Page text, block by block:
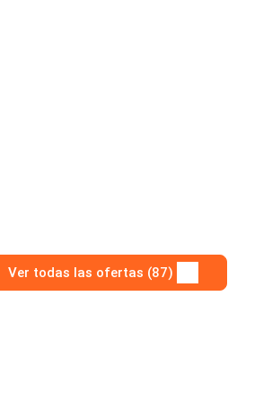
Ver todas las ofertas (87)